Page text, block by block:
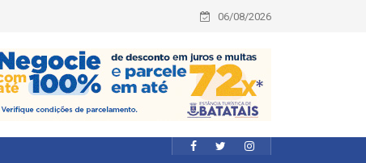
06/08/2026